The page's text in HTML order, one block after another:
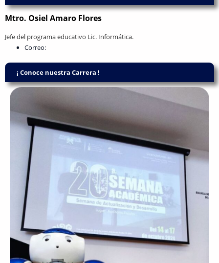
Mtro. Osiel Amaro Flores
Jefe del programa educativo Lic. Informática.
Correo:
¡ Conoce nuestra Carrera !